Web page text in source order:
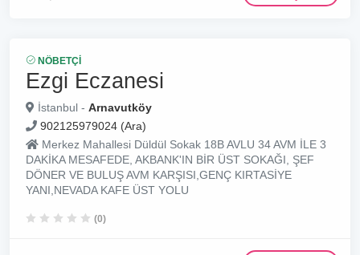
NÖBETÇI
Ezgi Eczanesi
İstanbul - Arnavutköy
902125979024 (Ara)
Merkez Mahallesi Düldül Sokak 18B AVLU 34 AVM İLE 3
DAKİKA MESAFEDE, AKBANK'IN BİR ÜST SOKAĞI, ŞEF
DÖNER VE BULUŞ AVM KARŞISI,GENÇ KIRTASİYE
YANI,NEVADA KAFE ÜST YOLU
(0)